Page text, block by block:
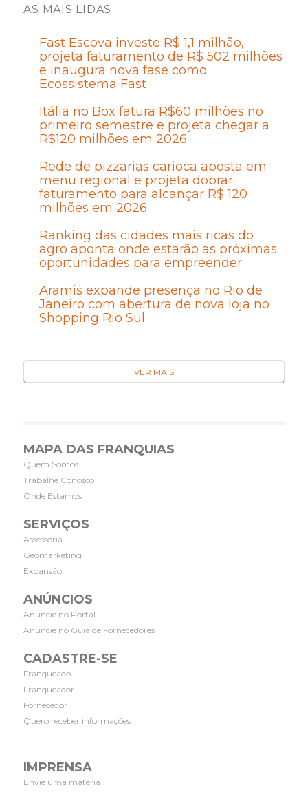
AS MAIS LIDAS
Fast Escova investe R$ 1,1 milhão,
projeta faturamento de R$ 502 milhões
e inaugura nova fase como
Ecossistema Fast
Itália no Box fatura R$60 milhões no
primeiro semestre e projeta chegar a
R$120 milhões em 2026
Rede de pizzarias carioca aposta em
menu regional e projeta dobrar
faturamento para alcançar R$ 120
milhões em 2026
Ranking das cidades mais ricas do
agro aponta onde estarão as próximas
oportunidades para empreender
Aramis expande presença no Rio de
Janeiro com abertura de nova loja no
Shopping Rio Sul
VER MAIS
MAPA DAS FRANQUIAS
Quem Somos
Trabalhe Conosco
Onde Estamos
SERVIÇOS
Assessoria
Geomarketing
Expansão
ANÚNCIOS
Anuncie no Portal
Anuncie no Guia de Fornecedores
CADASTRE-SE
Franqueado
Franqueador
Fornecedor
Quero receber informações
IMPRENSA
Envie uma matéria